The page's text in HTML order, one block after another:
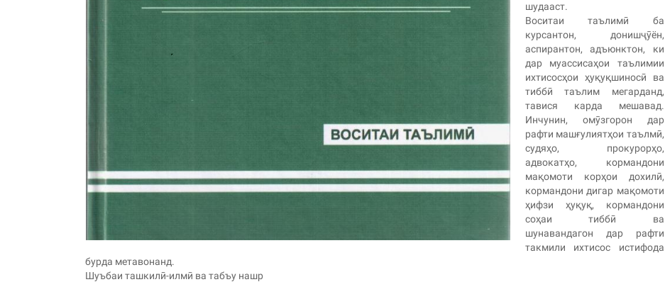
шудааст.
Воситаи таълимӣ ба
курсантон, донишҷӯён,
аспирантон, адъюнктон, ки
дар муассисаҳои таълимии
ихтисосҳои ҳуқуқшиносӣ ва
тиббӣ таълим мегарданд,
тавися карда мешавад.
Инчунин, омӯзгорон дар
рафти машғулиятҳои таълмӣ,
судяҳо, прокурорҳо,
адвокатҳо, кормандони
мақомоти корҳои дохилӣ,
кормандони дигар мақомоти
ҳифзи ҳуқуқ, кормандони
соҳаи тиббӣ ва
шунавандагон дар рафти
такмили ихтисос истифода
бурда метавонанд.
Шуъбаи ташкилӣ-илмӣ ва табъу нашр